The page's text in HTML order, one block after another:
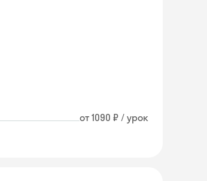
от 1090 ₽ / урок